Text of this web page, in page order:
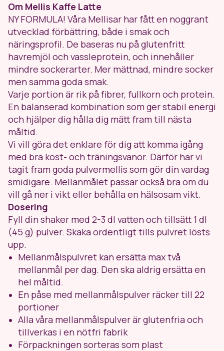
Om Mellis Kaffe Latte
NY FORMULA! Våra Mellisar har fått en noggrant
utvecklad förbättring, både i smak och
näringsprofil. De baseras nu på glutenfritt
havremjöl och vassleprotein, och innehåller
mindre sockerarter. Mer mättnad, mindre socker
men samma goda smak.
Varje portion är rik på fibrer, fullkorn och protein.
En balanserad kombination som ger stabil energi
och hjälper dig hålla dig mätt fram till nästa
måltid.
Vi vill göra det enklare för dig att komma igång
med bra kost- och träningsvanor. Därför har vi
tagit fram goda pulvermellis som gör din vardag
smidigare. Mellanmålet passar också bra om du
vill gå ner i vikt eller behålla en hälsosam vikt.
Dosering
Fyll din shaker med 2-3 dl vatten och tillsätt 1 dl
(45 g) pulver. Skaka ordentligt tills pulvret lösts
upp.
Mellanmålspulvret kan ersätta max två
mellanmål per dag. Den ska aldrig ersätta en
hel måltid.
En påse med mellanmålspulver räcker till 22
portioner
Alla våra mellanmålspulver är glutenfria och
tillverkas i en nötfri fabrik
Förpackningen sorteras som plast